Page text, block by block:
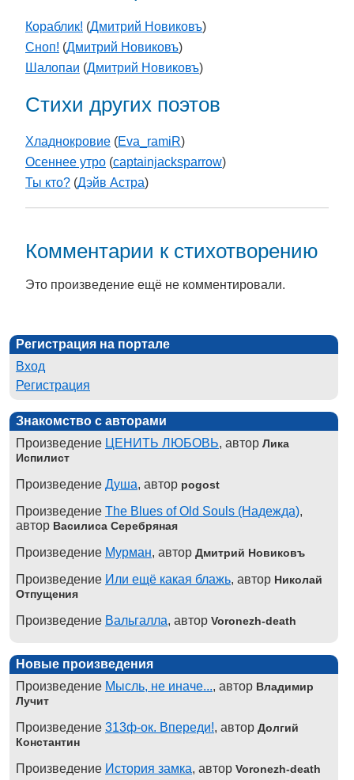
Кораблик! (Дмитрий Новиковъ)
Сноп! (Дмитрий Новиковъ)
Шалопаи (Дмитрий Новиковъ)
Стихи других поэтов
Хладнокровие (Eva_ramiR)
Осеннее утро (captainjacksparrow)
Ты кто? (Дэйв Астра)
Комментарии к стихотворению
Это произведение ещё не комментировали.
Регистрация на портале
Вход
Регистрация
Знакомство с авторами
Произведение ЦЕНИТЬ ЛЮБОВЬ, автор Лика
Испилист
Произведение Душа, автор pogost
Произведение The Blues of Old Souls (Надежда),
автор Василиса Серебряная
Произведение Мурман, автор Дмитрий Новиковъ
Произведение Или ещё какая блажь, автор Николай
Отпущения
Произведение Вальгалла, автор Voronezh-death
Новые произведения
Произведение Мысль, не иначе..., автор Владимир
Лучит
Произведение 313ф-ок. Впереди!, автор Долгий
Константин
Произведение История замка, автор Voronezh-death